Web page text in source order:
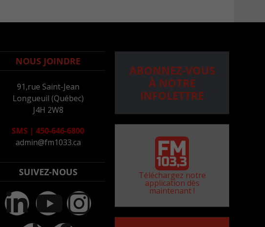
NOUS JOINDRE
91,rue Saint-Jean
Longueuil (Québec)
J4H 2W8
SMS | 450-646-6800
admin@fm1033.ca
SUIVEZ-NOUS
ABONNEZ-VOUS
À NOTRE
INFOLETTRE
Téléchargez notre
application dès
maintenant !